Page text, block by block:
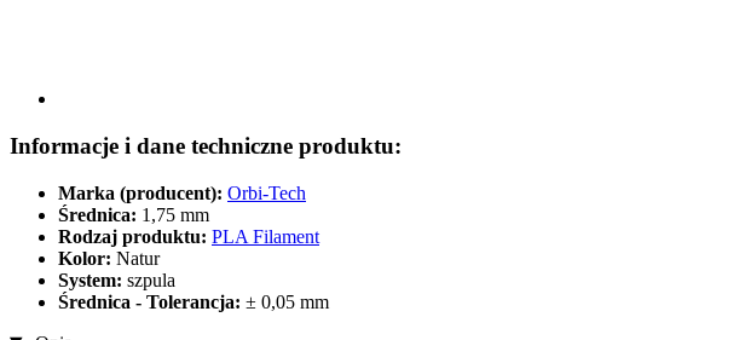
Informacje i dane techniczne produktu:
Marka (producent): Orbi-Tech
Średnica: 1,75 mm
Rodzaj produktu: PLA Filament
Kolor: Natur
System: szpula
Średnica - Tolerancja: ± 0,05 mm